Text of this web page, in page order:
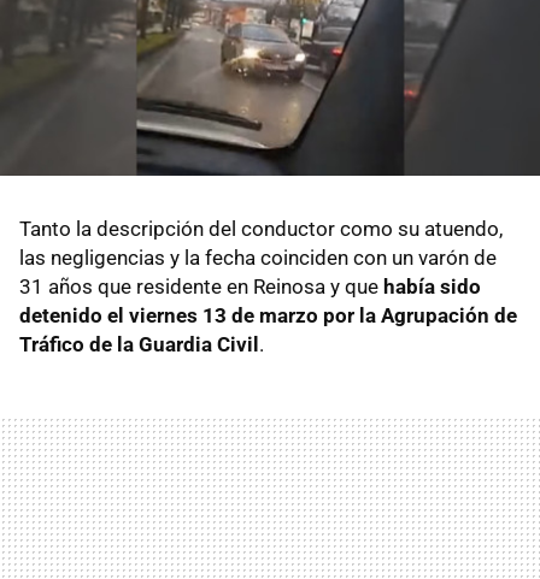
Tanto la descripción del conductor como su atuendo,
las negligencias y la fecha coinciden con un varón de
31 años que residente en Reinosa y que había sido
detenido el viernes 13 de marzo por la Agrupación de
Tráfico de la Guardia Civil.